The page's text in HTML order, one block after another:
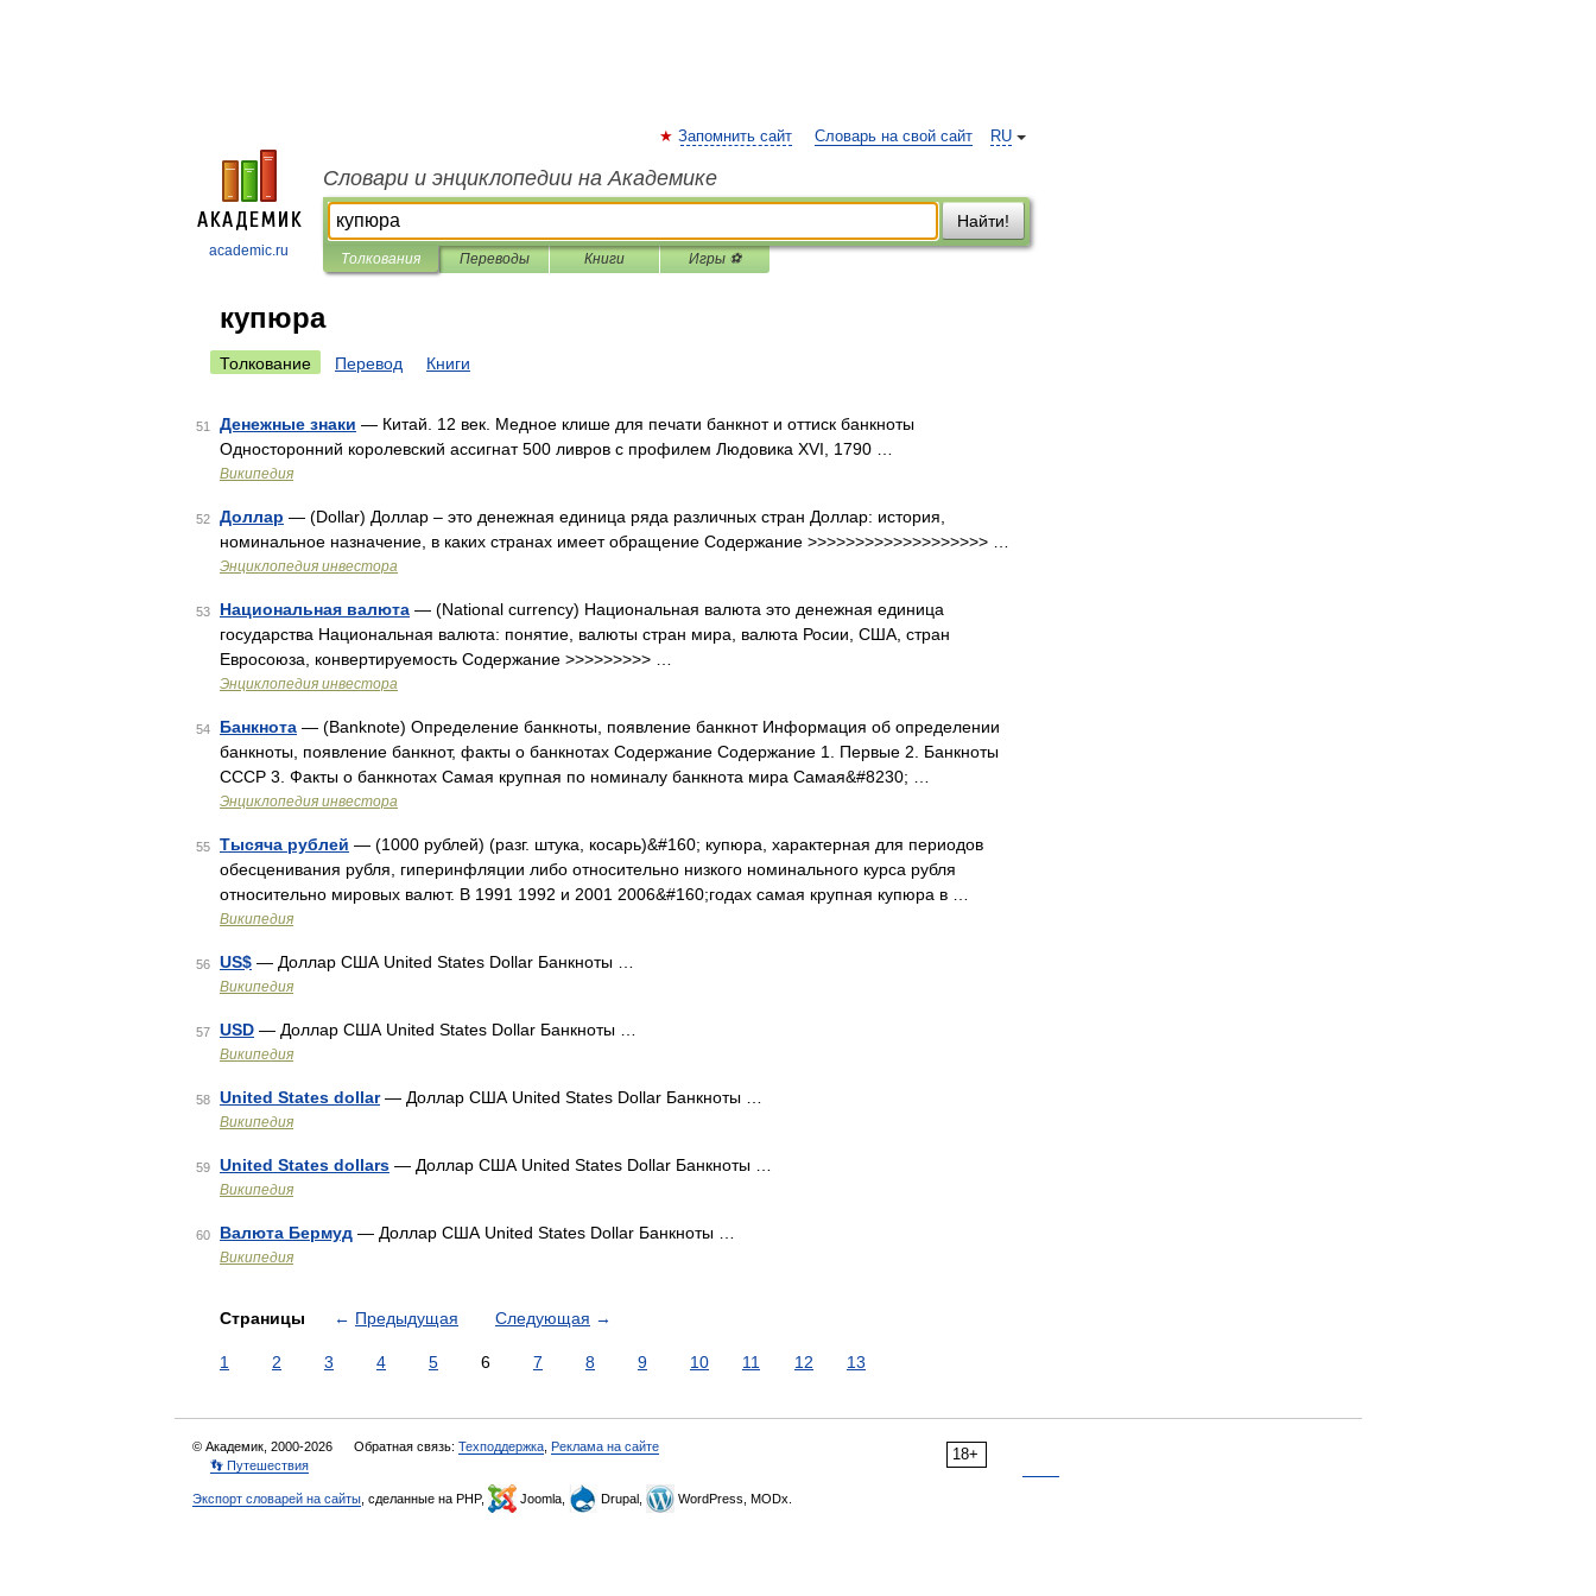
academic.ru
RU
Запомнить сайт Словарь на свой сайт
Словари и энциклопедии на Академике
Найти!
Толкования Переводы Книги Игры ⚽
купюра
Толкование Перевод Книги
51 Денежные знаки — Китай. 12 век. Медное клише для печати банкнот и оттиск банкноты
Односторонний королевский ассигнат 500 ливров с профилем Людовика XVI, 1790 …
Википедия
52 Доллар — (Dollar) Доллар – это денежная единица ряда различных стран Доллар: история,
номинальное назначение, в каких странах имеет обращение Содержание >>>>>>>>>>>>>>>>>>> …
Энциклопедия инвестора
53 Национальная валюта — (National currency) Национальная валюта это денежная единица
государства Национальная валюта: понятие, валюты стран мира, валюта Росии, США, стран
Евросоюза, конвертируемость Содержание >>>>>>>>> …
Энциклопедия инвестора
54 Банкнота — (Banknote) Определение банкноты, появление банкнот Информация об определении
банкноты, появление банкнот, факты о банкнотах Содержание Содержание 1. Первые 2. Банкноты
СССР 3. Факты о банкнотах Самая крупная по номиналу банкнота мира Самая&#8230; …
Энциклопедия инвестора
55 Тысяча рублей — (1000 рублей) (разг. штука, косарь)&#160; купюра, характерная для периодов
обесценивания рубля, гиперинфляции либо относительно низкого номинального курса рубля
относительно мировых валют. В 1991 1992 и 2001 2006&#160;годах самая крупная купюра в …
Википедия
56 US$ — Доллар США United States Dollar Банкноты …
Википедия
57 USD — Доллар США United States Dollar Банкноты …
Википедия
58 United States dollar— Доллар США United States Dollar Банкноты …
Википедия
59 United States dollars — Доллар США United States Dollar Банкноты …
Википедия
60 Валюта Бермуд — Доллар США United States Dollar Банкноты …
Википедия
Страницы ← Предыдущая Следующая →
1 2 3 4 5 6 7 8 9 10 11 12 13
18+
© Академик, 2000-2026 Обратная связь: Техподдержка Реклама на сайте
👣 Путешествия
Экспорт словарей на сайты , сделанные на PHP, Joomla, Drupal, WordPress, MODx.